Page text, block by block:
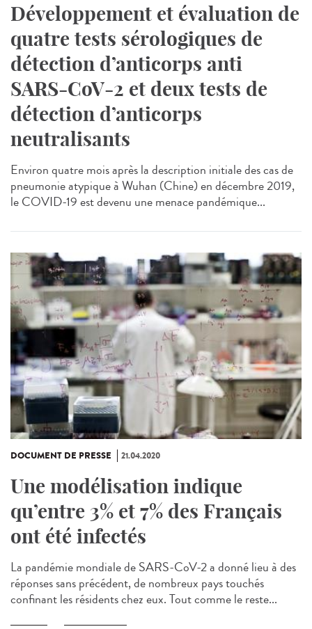
Développement et évaluation de
quatre tests sérologiques de
détection d’anticorps anti
SARS-CoV-2 et deux tests de
détection d’anticorps
neutralisants
Environ quatre mois après la description initiale des cas de
pneumonie atypique à Wuhan (Chine) en décembre 2019,
le COVID-19 est devenu une menace pandémique...
DOCUMENT DE PRESSE 21.04.2020
Une modélisation indique
qu’entre 3% et 7% des Français
ont été infectés
La pandémie mondiale de SARS-CoV-2 a donné lieu à des
réponses sans précédent, de nombreux pays touchés
confinant les résidents chez eux. Tout comme le reste...